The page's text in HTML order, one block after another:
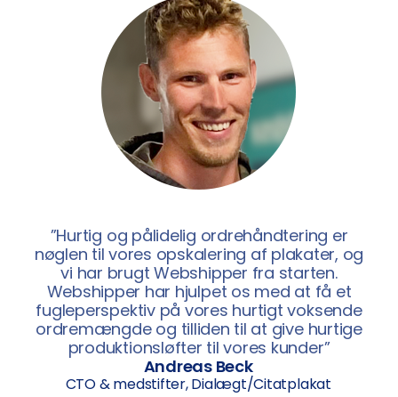
”Hurtig og pålidelig ordrehåndtering er
nøglen til vores opskalering af plakater, og
vi har brugt Webshipper fra starten.
Webshipper har hjulpet os med at få et
fugleperspektiv på vores hurtigt voksende
ordremængde og tilliden til at give hurtige
produktionsløfter til vores kunder”
Andreas Beck
CTO & medstifter, Dialægt/Citatplakat